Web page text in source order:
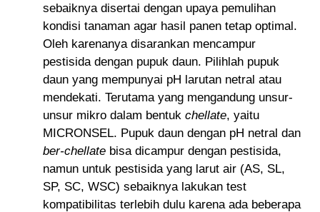
sebaiknya disertai dengan upaya pemulihan
kondisi tanaman agar hasil panen tetap optimal.
Oleh karenanya disarankan mencampur
pestisida dengan pupuk daun. Pilihlah pupuk
daun yang mempunyai pH larutan netral atau
mendekati. Terutama yang mengandung unsur-
unsur mikro dalam bentuk chellate, yaitu
MICRONSEL. Pupuk daun dengan pH netral dan
ber-chellate bisa dicampur dengan pestisida,
namun untuk pestisida yang larut air (AS, SL,
SP, SC, WSC) sebaiknya lakukan test
kompatibilitas terlebih dulu karena ada beberapa